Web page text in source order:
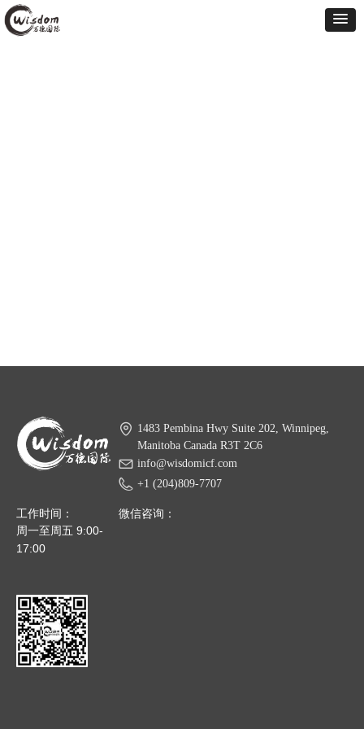
1483 Pembina Hwy Suite 202, Winnipeg,
Manitoba Canada R3T 2C6
info@wisdomicf.com
+1 (204)809-7707
工作时间：
周一至周五 9:00-
17:00
微信咨询：